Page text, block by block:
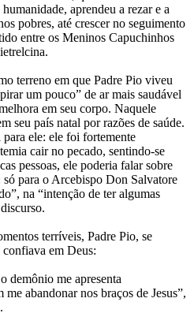
aprendeu a rezar e a
pobres, até crescer no seguimento
entre os Meninos Capuchinhos
terreno em que Padre Pio viveu
um pouco” de ar mais saudável
em seu corpo. Naquele
seu país natal por razões de saúde.
ele: ele foi fortemente
cair no pecado, sentindo-se
pessoas, ele poderia falar sobre
só para o Arcebispo Don Salvatore
na “intenção de ter algumas
terríveis, Padre Pio, se
em Deus:
demônio me apresenta
abandonar nos braços de Jesus”,